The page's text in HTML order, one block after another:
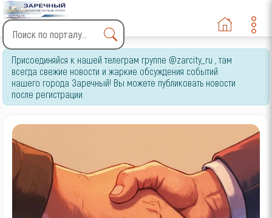
Type 2 or more characters
for results.
Присоединяйся к нашей телеграм группе @zarcity_ru , там
всегда свежие новости и жаркие обсуждения событий
нашего города Заречный! Вы можете публиковать новости
после регистрации.